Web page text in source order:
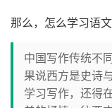
那么，怎么学习语文
中国写作传统不
果说西方是史诗
学习写作，还得